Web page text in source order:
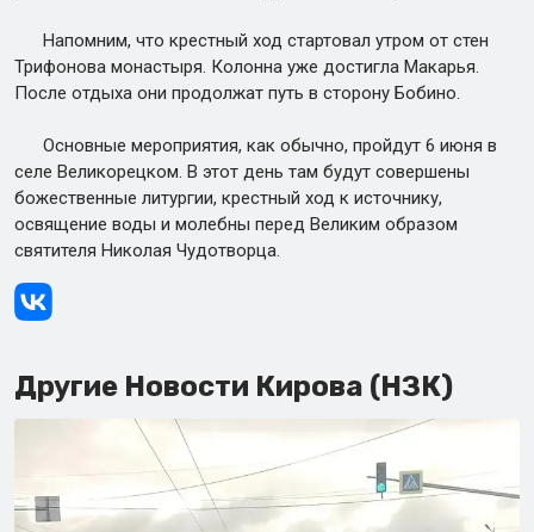
Напомним, что крестный ход стартовал утром от стен
Трифонова монастыря. Колонна уже достигла Макарья.
После отдыха они продолжат путь в сторону Бобино.
Основные мероприятия, как обычно, пройдут 6 июня в
селе Великорецком. В этот день там будут совершены
божественные литургии, крестный ход к источнику,
освящение воды и молебны перед Великим образом
святителя Николая Чудотворца.
Другие Новости Кирова (НЗК)